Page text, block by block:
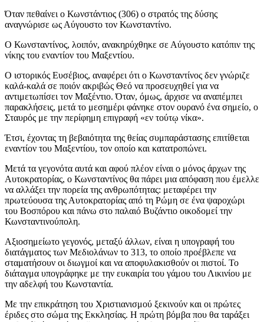
Όταν πεθαίνει ο Κωνστάντιος (306) ο στρατός της δύσης
αναγνώρισε ως Αύγουστο τον Κωνσταντίνο.
Ο Κωνσταντίνος, λοιπόν, ανακηρύχθηκε σε Αύγουστο κατόπιν της
νίκης του εναντίον του Μαξεντίου.
Ο ιστορικός Ευσέβιος, αναφέρει ότι ο Κωνσταντίνος δεν γνώριζε
καλά-καλά σε ποιόν ακριβώς Θεό να προσευχηθεί για να
αντιμετωπίσει τον Μαξέντιο. Όταν, όμως, άρχισε να αναπέμπει
παρακλήσεις, μετά το μεσημέρι φάνηκε στον ουρανό ένα σημείο, ο
Σταυρός με την περίφημη επιγραφή «εν τούτῳ νίκα».
Έτσι, έχοντας τη βεβαιότητα της θείας συμπαράστασης επιτίθεται
εναντίον του Μαξεντίου, τον οποίο και κατατροπώνει.
Μετά τα γεγονότα αυτά και αφού πλέον είναι ο μόνος άρχων της
Αυτοκρατορίας, ο Κωνσταντίνος θα πάρει μια απόφαση που έμελλε
να αλλάξει την πορεία της ανθρωπότητας: μεταφέρει την
πρωτεύουσα της Αυτοκρατορίας από τη Ρώμη σε ένα ψαροχώρι
του Βοσπόρου και πάνω στο παλαιό Βυζάντιο οικοδομεί την
Κωνσταντινούπολη.
Αξιοσημείωτο γεγονός, μεταξύ άλλων, είναι η υπογραφή του
διατάγματος των Μεδιολάνων το 313, το οποίο προέβλεπε να
σταματήσουν οι διωγμοί και να αποφυλακισθούν οι πιστοί. Το
διάταγμα υπογράφηκε με την ευκαιρία του γάμου του Λικινίου με
την αδελφή του Κωνσταντία.
Με την επικράτηση του Χριστιανισμού ξεκινούν και οι πρώτες
έριδες στο σώμα της Εκκλησίας. Η πρώτη βόμβα που θα ταράξει